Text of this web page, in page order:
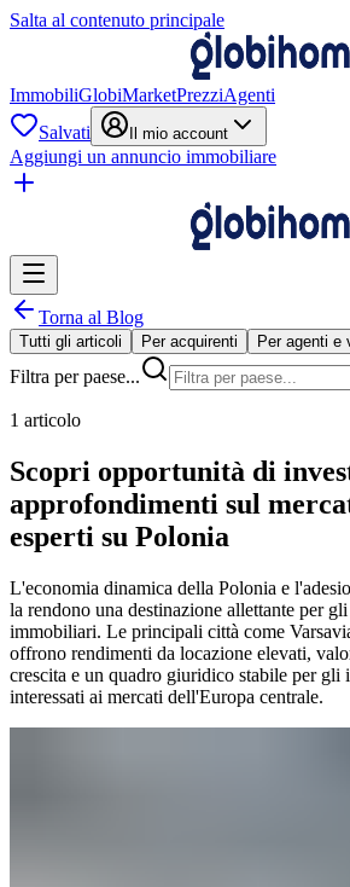
Salta al contenuto principale
ImmobiliGlobiMarketPrezziAgenti
Salvati
Il mio account
Aggiungi un annuncio immobiliare
Torna al Blog
Tutti gli articoli Per acquirenti Per agenti e
Filtra per paese...
1 articolo
Scopri opportunità di
approfondimenti sul
esperti su Polonia
L'economia dinamica della Polonia e
la rendono una destinazione allettante per
immobiliari. Le principali città come
offrono rendimenti da locazione elevati,
crescita e un quadro giuridico stabile per gli
interessati ai mercati dell'Europa centrale.